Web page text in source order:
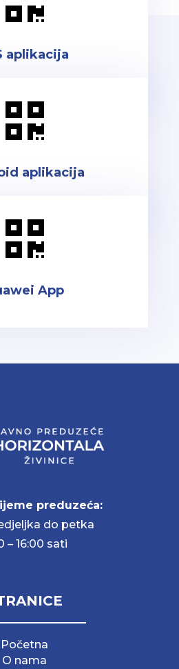
aplikacija

aplikacija

App
preduzeća:
do petka
– 16:00 sati
Početna
O nama